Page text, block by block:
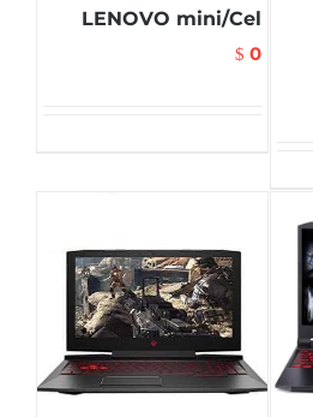
LENOVO mini/Cel
$ 0